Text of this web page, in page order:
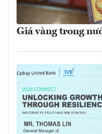
Giá vàng trong